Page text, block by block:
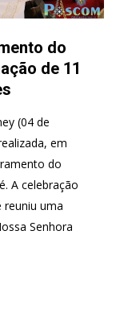
do
de 11
(04 de
em
do
A celebração
reuniu uma
Senhora